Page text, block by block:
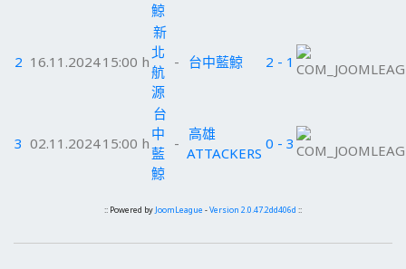
鯨
2 16.11.202415:00 h
新
北
航
源
- 台中藍鯨 2 - 1
3 02.11.202415:00 h
台
中
藍
鯨
-
高雄
ATTACKERS
0 - 3
:: Powered by JoomLeague -Version 2.0.47.2dd406d ::